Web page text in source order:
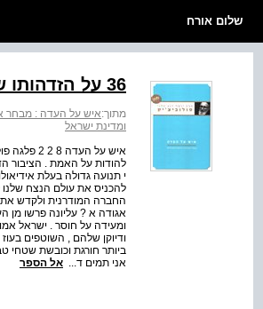
שלום אורח
36 על הזדהותו של הגרי"ד עם תנועת המזרחי (ב)
מתוך:איש על העדה : מבחר
ומדינת ישראל
להודות על האמת . הציבור
להכניס את עולם הנצח שלנו
החברה המודרנית ולקדש
אגודה א ? עליונה פרשו מן
ומעידה על חוסר . ישראל
ודיוקן שלהם , השוטפים
ביותר חורגת וכובשת שטחי
אני תמים ד... אל הספר